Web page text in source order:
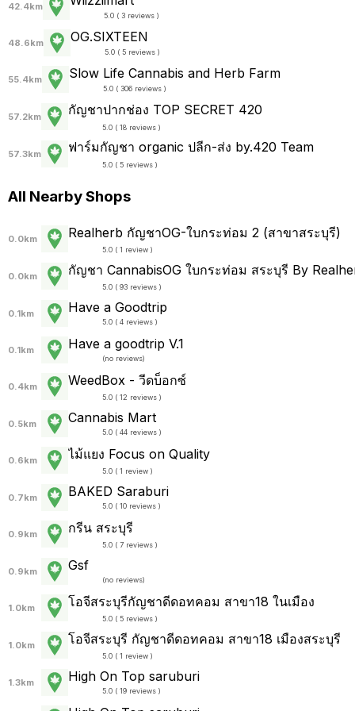
42.4km
5.0 ( 3 reviews )
48.6km OG.SIXTEEN
5.0 ( 5 reviews )
55.4km Slow Life Cannabis and Herb Farm
5.0 ( 306 reviews )
57.2km กัญชาปากช่อง TOP SECRET 420
5.0 ( 18 reviews )
57.3km ฟาร์มกัญชา organic ปลีก-ส่ง by.420 Team
5.0 ( 5 reviews )
All Nearby Shops
0.0km Realherb กัญชาOG-ใบกระท่อม 2 (สาขาสระบุรี)
5.0 ( 1 review )
0.0km กัญชา CannabisOG ใบกระท่อม สระบุรี By
5.0 ( 93 reviews )
0.1km Have a Goodtrip
5.0 ( 4 reviews )
0.1km Have a goodtrip V.1
(no reviews)
0.4km WeedBox - วีดบ็อกซ์
5.0 ( 12 reviews )
0.5km Cannabis Mart
5.0 ( 44 reviews )
0.6km ไม้แยง Focus on Quality
5.0 ( 1 review )
0.7km BAKED Saraburi
5.0 ( 10 reviews )
0.9km กรีน สระบุรี
5.0 ( 7 reviews )
0.9km Gsf
(no reviews)
1.0km โอจีสระบุรีกัญชาดีดอทคอม สาขา18 ในเมือง
5.0 ( 5 reviews )
1.0km โอจีสระบุรี กัญชาดีดอทคอม สาขา18 เมืองสระบุรี
5.0 ( 1 review )
1.3km High On Top saruburi
5.0 ( 19 reviews )